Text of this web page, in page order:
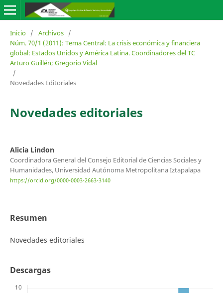
Inicio / Archivos /
Núm. 70/1 (2011): Tema Central: La crisis económica y financiera
global: Estados Unidos y América Latina. Coordinadores del TC
Arturo Guillén; Gregorio Vidal
/
Novedades Editoriales
Novedades editoriales
Alicia Lindon
Coordinadora General del Consejo Editorial de Ciencias Sociales y
Humanidades, Universidad Autónoma Metropolitana Iztapalapa
https://orcid.org/0000-0003-2663-3140
Resumen
Novedades editoriales
Descargas